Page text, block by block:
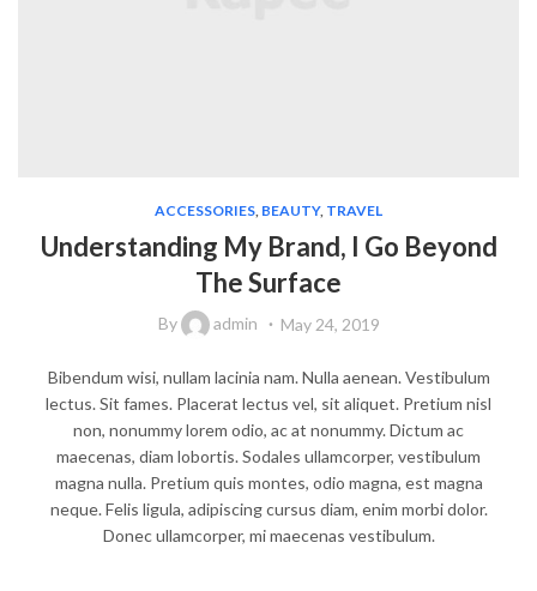
ACCESSORIES BEAUTY, TRAVEL
Understanding My Brand, I Go Beyond
The Surface
By admin May 24, 2019
Bibendum wisi, nullam lacinia nam. Nulla aenean. Vestibulum
lectus. Sit fames. Placerat lectus vel, sit aliquet. Pretium nisl
non, nonummy lorem odio, ac at nonummy. Dictum ac
maecenas, diam lobortis. Sodales ullamcorper, vestibulum
magna nulla. Pretium quis montes, odio magna, est magna
neque. Felis ligula, adipiscing cursus diam, enim morbi dolor.
Donec ullamcorper, mi maecenas vestibulum.